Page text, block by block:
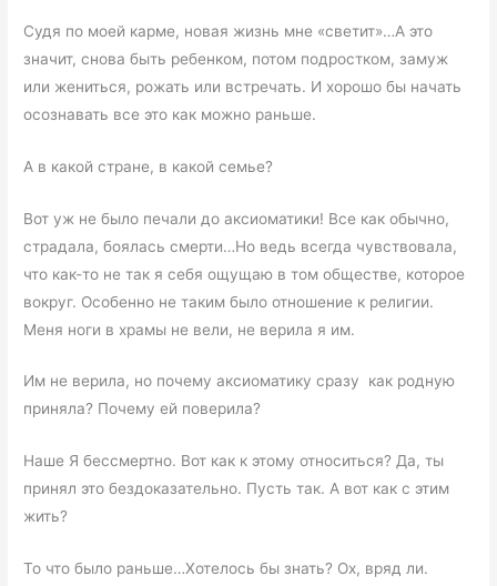
Судя по моей карме, новая жизнь мне «светит»…А это
значит, снова быть ребенком, потом подростком, замуж
или жениться, рожать или встречать. И хорошо бы начать
осознавать все это как можно раньше.
А в какой стране, в какой семье?
Вот уж не было печали до аксиоматики! Все как обычно,
страдала, боялась смерти…Но ведь всегда чувствовала,
что как-то не так я себя ощущаю в том обществе, которое
вокруг. Особенно не таким было отношение к религии.
Меня ноги в храмы не вели, не верила я им.
Им не верила, но почему аксиоматику сразу как родную
приняла? Почему ей поверила?
Наше Я бессмертно. Вот как к этому относиться? Да, ты
принял это бездоказательно. Пусть так. А вот как с этим
жить?
То что было раньше…Хотелось бы знать? Ох, вряд ли.